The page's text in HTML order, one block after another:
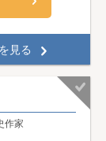
見る
作家